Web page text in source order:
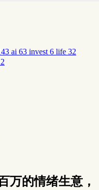
ai 63 invest 6 life 32
万的情绪生意，